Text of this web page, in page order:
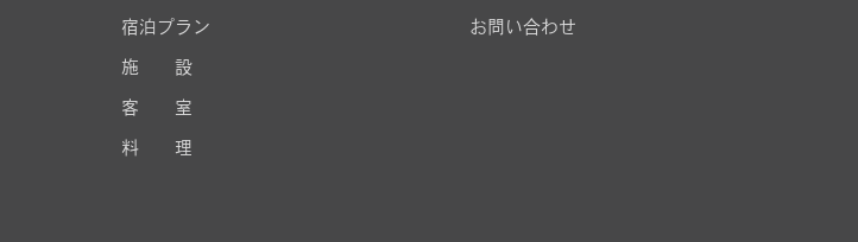
宿泊プラン
施 設
客 室
料 理
お問い合わせ